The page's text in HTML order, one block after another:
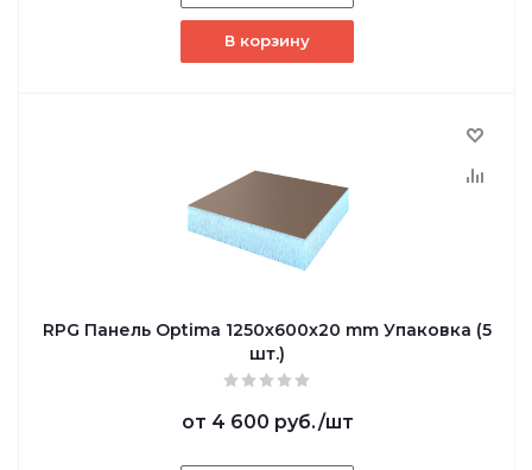
В корзину
RPG Панель Optima 1250х600х20 mm Упаковка (5
шт.)
от 4 600 руб./шт